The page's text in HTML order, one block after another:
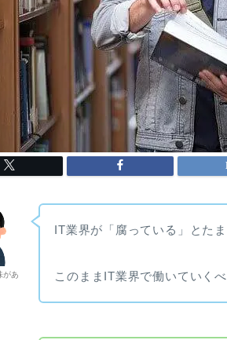
があ
IT業界が「腐っている」とた
このままIT業界で働いていく